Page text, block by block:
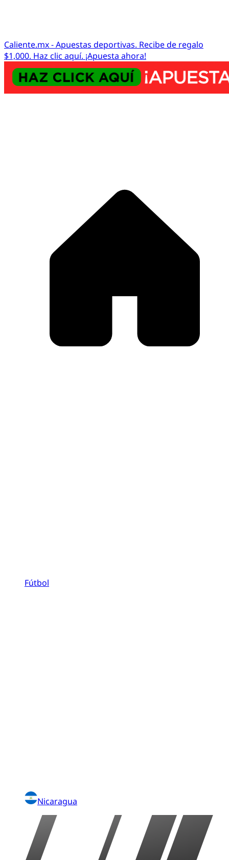
Caliente.mx - Apuestas deportivas. Recibe de regalo
$1,000. Haz clic aquí. ¡Apuesta ahora!
Fútbol
Nicaragua